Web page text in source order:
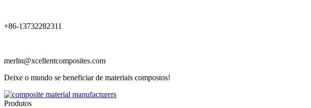
+86-13732282311
merlin@xcellentcomposites.com
Deixe o mundo se beneficiar de materiais compostos!
Produtos